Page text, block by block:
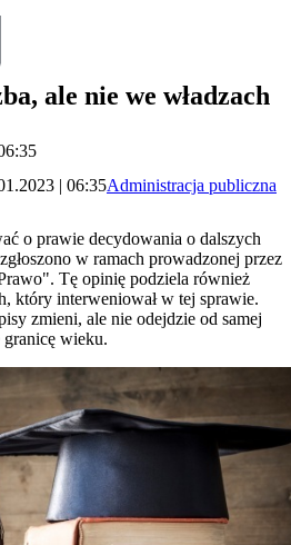
ale nie we władzach
| 06:35Administracja publiczna
o prawie decydowania o dalszych
w ramach prowadzonej przez
Tę opinię podziela również
który interweniował w tej sprawie.
zmieni, ale nie odejdzie od samej
wieku.